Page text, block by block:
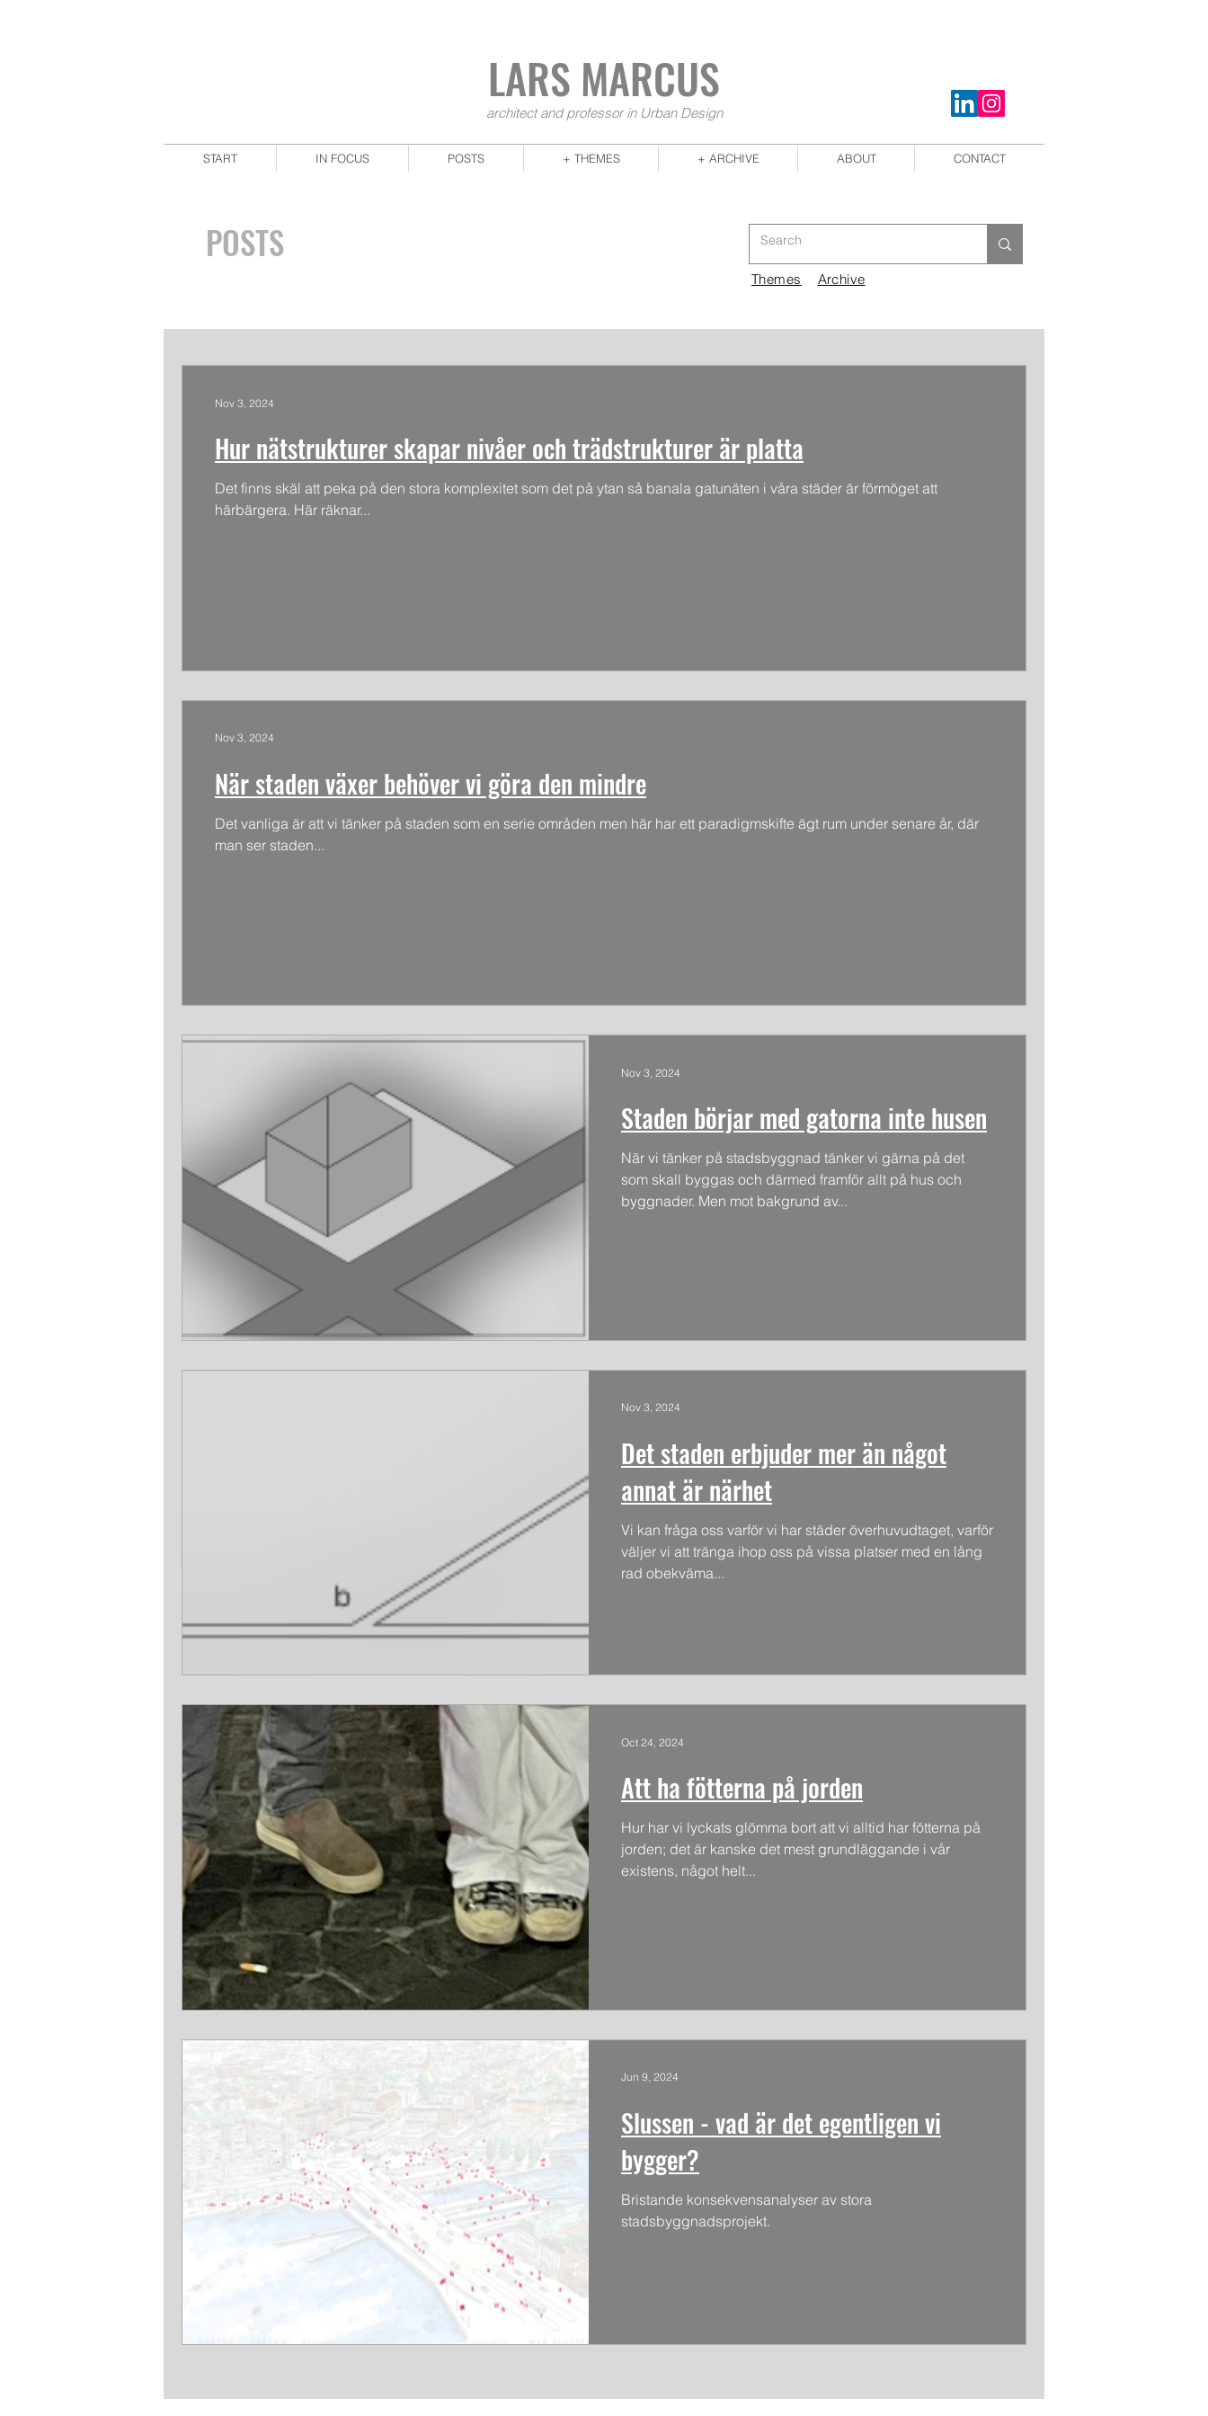
LARS MARCUS
architect and professor in Urban Design
START IN FOCUS POSTS + THEMES + ARCHIVE ABOUT CONTACT
POSTS
Themes Archive
Hur nätstrukturer skapar nivåer och trädstrukturer är platta
Det finns skäl att peka på den stora komplexitet som det på ytan så banala gatunäten i våra städer är förmöget att
härbärgera. Här räknar...
Nov 3, 2024
När staden växer behöver vi göra den mindre
Det vanliga är att vi tänker på staden som en serie områden men här har ett paradigmskifte ägt rum under senare år, där
man ser staden...
Nov 3, 2024
Staden börjar med gatorna inte husen
När vi tänker på stadsbyggnad tänker vi gärna på det
som skall byggas och därmed framför allt på hus och
byggnader. Men mot bakgrund av...
Nov 3, 2024
Det staden erbjuder mer än något
annat är närhet
Vi kan fråga oss varför vi har städer överhuvudtaget, varför
väljer vi att tränga ihop oss på vissa platser med en lång
rad obekväma...
Nov 3, 2024
Att ha fötterna på jorden
Hur har vi lyckats glömma bort att vi alltid har fötterna på
jorden; det är kanske det mest grundläggande i vår
existens, något helt...
Oct 24, 2024
Slussen - vad är det egentligen vi
bygger?
Bristande konsekvensanalyser av stora
stadsbyggnadsprojekt.
Jun 9, 2024